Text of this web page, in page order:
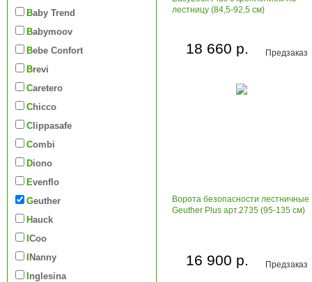
Baby Trend
Babymoov
Bebe Confort
Brevi
Caretero
Chicco
Clippasafe
Combi
Diono
Evenflo
Geuther
Hauck
iCoo
iNanny
Inglesina
лестницу (84,5-92,5 см)
Предзаказ
18 660 р.
Ворота безопасности лестничные
Geuther Plus арт.2735 (95-135 см)
Предзаказ
16 900 р.